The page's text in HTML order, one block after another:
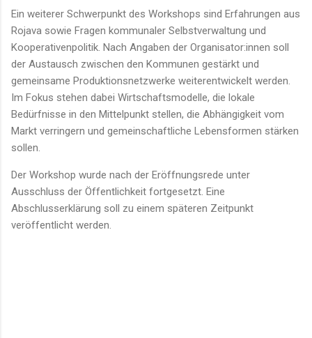
Ein weiterer Schwerpunkt des Workshops sind Erfahrungen aus
Rojava sowie Fragen kommunaler Selbstverwaltung und
Kooperativenpolitik. Nach Angaben der Organisator:innen soll
der Austausch zwischen den Kommunen gestärkt und
gemeinsame Produktionsnetzwerke weiterentwickelt werden.
Im Fokus stehen dabei Wirtschaftsmodelle, die lokale
Bedürfnisse in den Mittelpunkt stellen, die Abhängigkeit vom
Markt verringern und gemeinschaftliche Lebensformen stärken
sollen.
Der Workshop wurde nach der Eröffnungsrede unter
Ausschluss der Öffentlichkeit fortgesetzt. Eine
Abschlusserklärung soll zu einem späteren Zeitpunkt
veröffentlicht werden.